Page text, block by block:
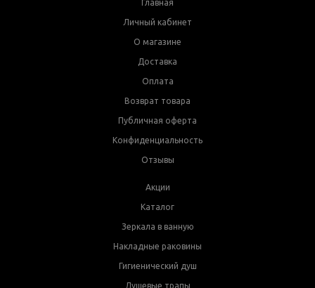
Главная
Личный кабинет
О магазине
Доставка
Оплата
Возврат товара
Публичная оферта
Конфиденциальность
Отзывы
Акции
Каталог
Зеркала в ванную
Накладные раковины
Гигиенический душ
Душевые трапы